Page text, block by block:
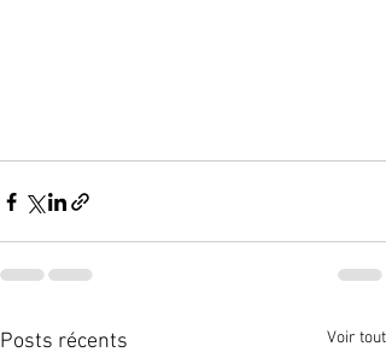
Posts récents Voir tout